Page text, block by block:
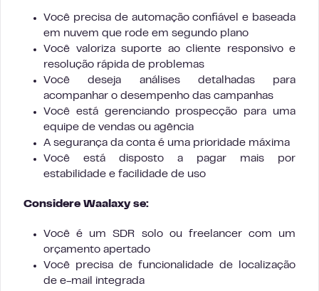
Você precisa de automação confiável e baseada
em nuvem que rode em segundo plano
Você valoriza suporte ao cliente responsivo e
resolução rápida de problemas
Você deseja análises detalhadas para
acompanhar o desempenho das campanhas
Você está gerenciando prospecção para uma
equipe de vendas ou agência
A segurança da conta é uma prioridade máxima
Você está disposto a pagar mais por
estabilidade e facilidade de uso
Considere Waalaxy se:
Você é um SDR solo ou freelancer com um
orçamento apertado
Você precisa de funcionalidade de localização
de e-mail integrada